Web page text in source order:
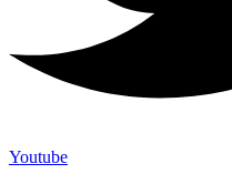
Youtube